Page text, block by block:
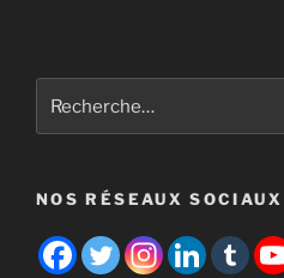
pour
NOS RÉSEAUX SOCIAUX